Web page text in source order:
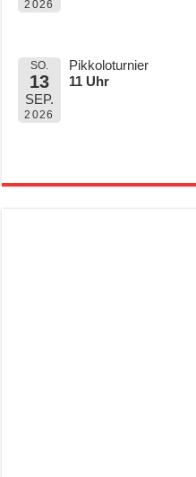
2026
SO.
13
SEP.
2026
Pikkoloturnier
11 Uhr